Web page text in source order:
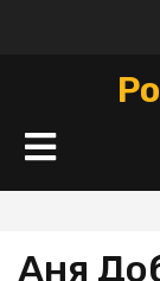
Кнопка
Аня